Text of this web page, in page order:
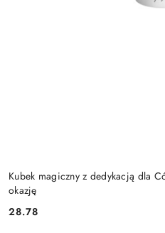
Kubek magiczny z dedykacją dla
okazję
Cena:
28.78